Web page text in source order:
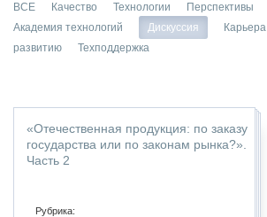
ВСЕ Качество Технологии Перспективы
Академия технологий
Дискуссия Карьера
развитию
Техподдержка
«Отечественная продукция: по заказу
государства или по законам рынка?».
Часть 2
Рубрика: